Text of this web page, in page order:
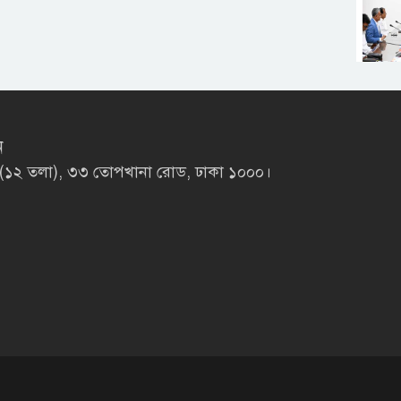
(১২ তলা), ৩৩ তোপখানা রোড, ঢাকা ১০০০।